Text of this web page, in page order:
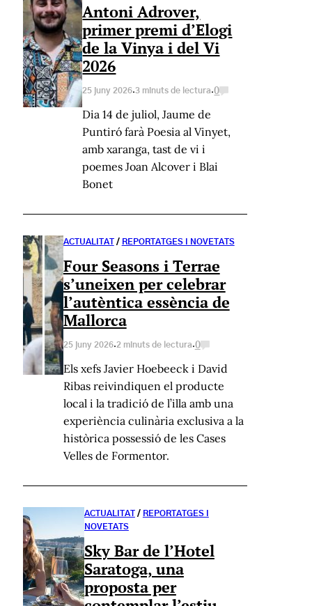
Antoni Adrover,
primer premi d’Elogi
de la Vinya i del Vi
2026
25 juny 2026·3 minuts de lectura·0
Dia 14 de juliol, Jaume de
Puntiró farà Poesia al Vinyet,
amb xaranga, tast de vi i
poemes Joan Alcover i Blai
Bonet
ACTUALITAT/ REPORTATGES I NOVETATS
Four Seasons i Terrae
s’uneixen per celebrar
l’autèntica essència de
Mallorca
25 juny 2026·2 minuts de lectura·0
Els xefs Javier Hoebeeck i David
Ribas reivindiquen el producte
local i la tradició de l’illa amb una
experiència culinària exclusiva a la
històrica possessió de les Cases
Velles de Formentor.
ACTUALITAT/ REPORTATGES I
NOVETATS
Sky Bar de l’Hotel
Saratoga, una
proposta per